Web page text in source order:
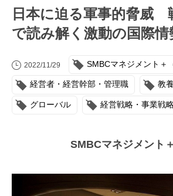
トピックス＆インフォメーション
お役立ち情報
インタビュー・レポート
イベント・セミナー
資料ダウンロード
日本に迫る軍事的脅威
で読み解く激動の国際情
2022/11/29 SMBCマネジメント＋
経営者・経営幹部・管理職 教
グローバル 経営戦略・事業戦
SMBCマネジメント